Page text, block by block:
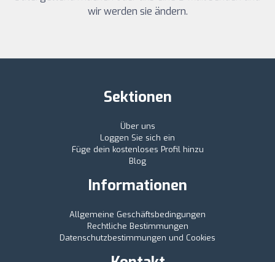
wir werden sie ändern.
Sektionen
Über uns
Loggen Sie sich ein
Füge dein kostenloses Profil hinzu
Blog
Informationen
Allgemeine Geschäftsbedingungen
Rechtliche Bestimmungen
Datenschutzbestimmungen und Cookies